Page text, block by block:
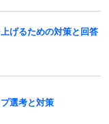
げるための対策と回答
選考と対策